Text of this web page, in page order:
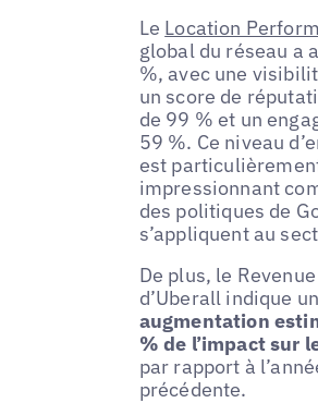
Le Location
global du réseau a
%, avec une
un score de
de 99 % et un
59 %. Ce niveau
est
impressionnant
des politiques de
s’appliquent au
De plus, le
d’Uberall indique
augmentation
% de l’impact sur
par rapport à
précédente.